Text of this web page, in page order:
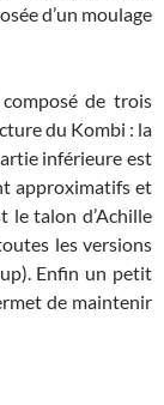
d’un moulage
de trois
du Kombi : la
inférieure est
approximatifs et
le talon d’Achille
les versions
Enfin un petit
de maintenir